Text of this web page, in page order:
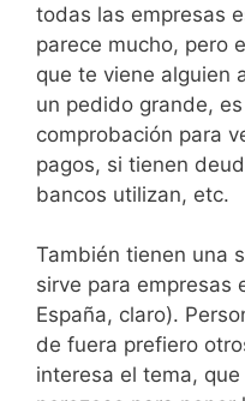
todas las empresas
parece mucho, pero
que te viene alguien
un pedido grande,
comprobación para
pagos, si tienen
bancos utilizan, etc.
También tienen una
sirve para empresas
España, claro).
de fuera prefiero
interesa el tema,